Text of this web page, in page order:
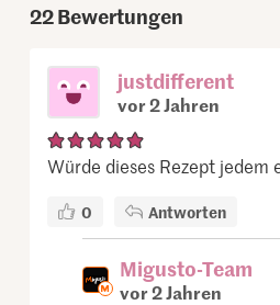
22Bewertungen
justdifferent
vor 2 Jahren
Würde dieses Rezept jedem
0 Antworten
Migusto-Team
vor 2 Jahren